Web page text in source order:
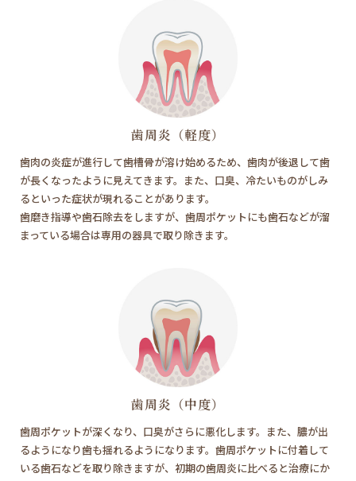
歯周炎（軽度）
歯肉の炎症が進行して歯槽骨が溶け始めるため、歯肉が後退して歯
が長くなったように見えてきます。また、口臭、冷たいものがしみ
るといった症状が現れることがあります。
歯磨き指導や歯石除去をしますが、歯周ポケットにも歯石などが溜
まっている場合は専用の器具で取り除きます。
歯周炎（中度）
歯周ポケットが深くなり、口臭がさらに悪化します。また、膿が出
るようになり歯も揺れるようになります。歯周ポケットに付着して
いる歯石などを取り除きますが、初期の歯周炎に比べると治療にか